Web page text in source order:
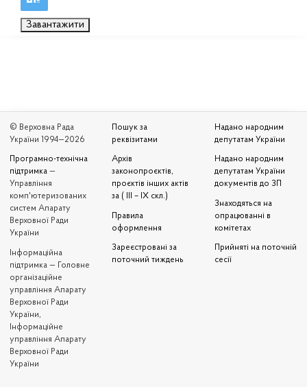
Завантажити
© Верховна Рада
України 1994—2026
Програмно-технічна
підтримка —
Управління
комп'ютеризованих
систем Апарату
Верховної Ради
України
Iнформаційна
підтримка — Головне
організаційне
управління Апарату
Верховної Ради
України,
Інформаційне
управління Апарату
Верховної Ради
України
Пошук за
реквізитами
Архів
законопроєктів,
проєктів інших актів
за ( III – IX скл.)
Правила
оформлення
Зареєстровані за
поточний тиждень
Надано народним
депутатам України
Надано народним
депутатам України
документів до ЗП
Знаходяться на
опрацюванні в
комітетах
Прийняті на поточній
сесії